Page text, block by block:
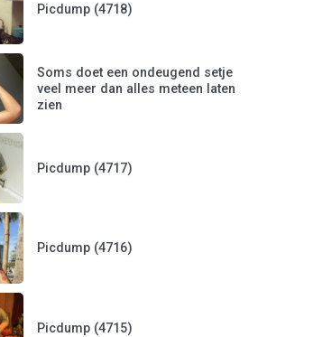
Picdump (4718)
Soms doet een ondeugend setje
veel meer dan alles meteen laten
zien
Picdump (4717)
Picdump (4716)
Picdump (4715)